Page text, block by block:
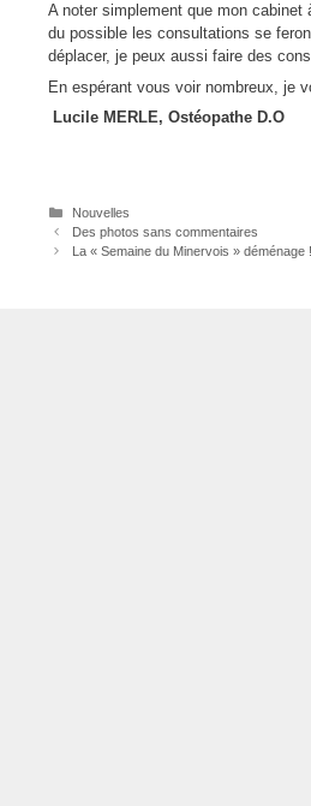
A noter simplement que mon
du possible les consultations se
déplacer, je peux aussi faire des
En espérant vous voir nombreux, je
Lucile MERLE, Ostéopathe D.O
Catégories
Nouvelles
Des photos sans commentaires
La « Semaine du Minervois » déménage !